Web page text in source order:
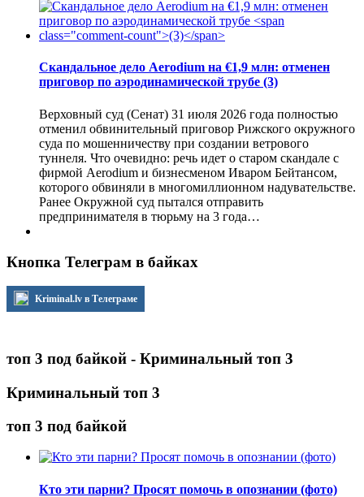
Скандальное дело Aerodium на €1,9 млн: отменен
приговор по аэродинамической трубе (3)
Верховный суд (Сенат) 31 июля 2026 года полностью
отменил обвинительный приговор Рижского окружного
суда по мошенничеству при создании ветрового
туннеля. Что очевидно: речь идет о старом скандале с
фирмой Aerodium и бизнесменом Иваром Бейтансом,
которого обвиняли в многомиллионном надувательстве.
Ранее Окружной суд пытался отправить
предпринимателя в тюрьму на 3 года…
Кнопка Телеграм в байках
Kriminal.lv в Телеграме
топ 3 под байкой - Криминальный топ 3
Криминальный топ 3
топ 3 под байкой
Кто эти парни? Просят помочь в опознании (фото)